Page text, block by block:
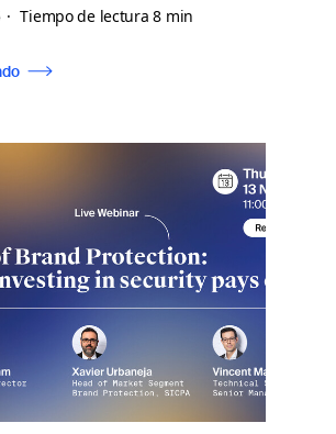
Tiempo de lectura 8 min